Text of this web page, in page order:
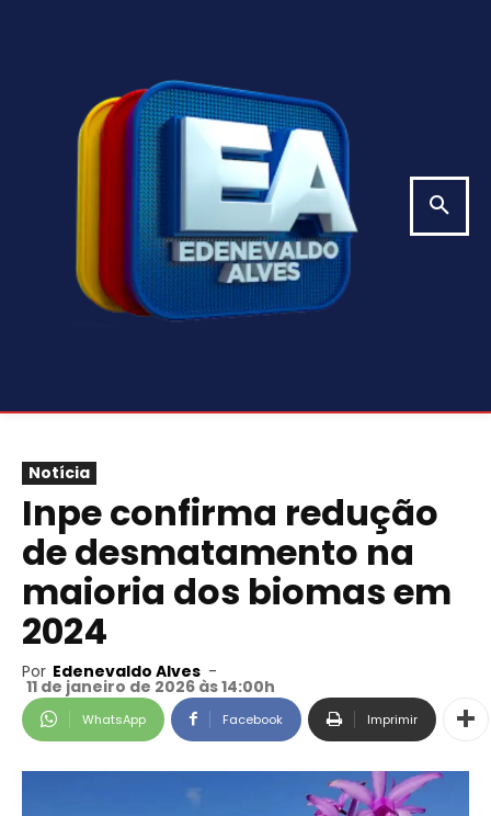
Notícia
Inpe confirma redução
de desmatamento na
maioria dos biomas em
2024
Por Edenevaldo Alves -
11 de janeiro de 2026 às 14:00h
WhatsApp Facebook Imprimir